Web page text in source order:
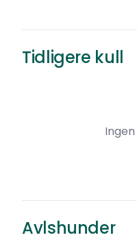
Tidligere kull
Avlshunder